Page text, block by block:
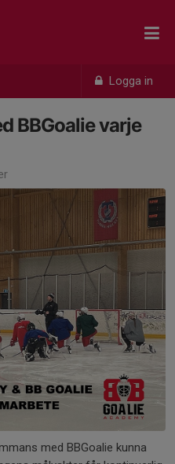
Logga in
BBGoalie varje
med BBGoalie kunna